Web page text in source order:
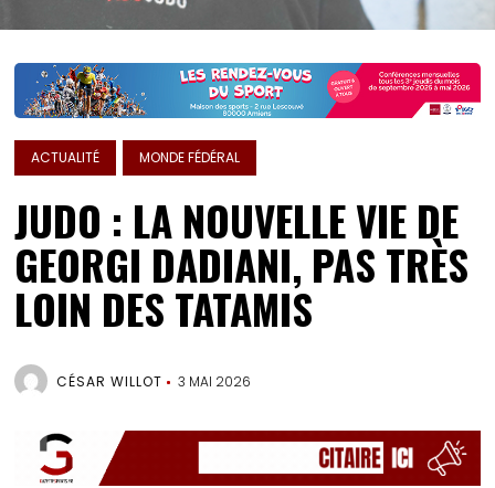
ACTUALITÉ MONDE FÉDÉRAL
JUDO : LA NOUVELLE VIE DE
GEORGI DADIANI, PAS TRÈS
LOIN DES TATAMIS
CÉSAR WILLOT 3 MAI 2026